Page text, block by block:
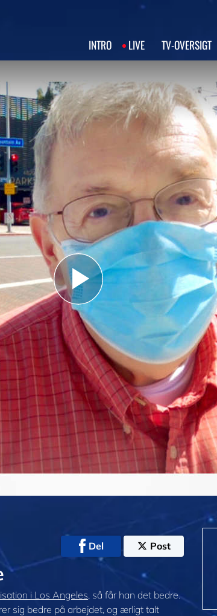
INTRO LIVE TV‑OVERSIGT
Play
Video
Del Post
i Los Angeles, så får han det bedre.
sig bedre på arbejdet, og ærligt talt